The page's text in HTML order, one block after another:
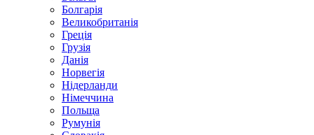
Болгарія
Великобританія
Греція
Грузія
Данія
Норвегія
Нідерланди
Німеччина
Польща
Румунія